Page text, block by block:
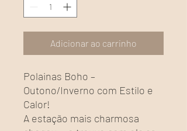
Adicionar ao carrinho
Polainas Boho –
Outono/Inverno com Estilo e
Calor!
A estação mais charmosa